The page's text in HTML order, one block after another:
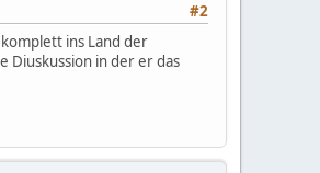
#2
ins Land der
Diuskussion in der er das